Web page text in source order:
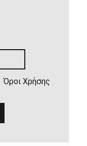
Όροι Χρήσης